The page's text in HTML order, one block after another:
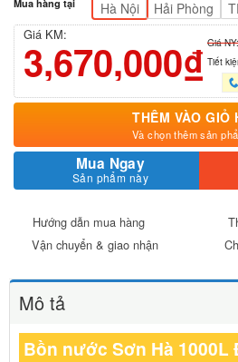
Mua hàng tại Hà Nội Hải Phòng
Giá KM:
3,670,000₫ Giá
Tiết
THÊM VÀO GIỎ
Và chọn thêm sản
Mua Ngay
Sản phẩm này
Hướng dẫn mua hàng
Vận chuyển & giao nhận
Mô tả
Bồn nước Sơn Hà 1000L